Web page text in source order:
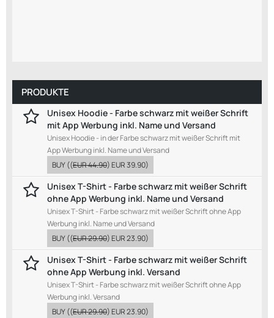
PRODUKTE
Unisex Hoodie - Farbe schwarz mit weißer Schrift
mit App Werbung inkl. Name und Versand
Unisex Hoodie - in der Farbe schwarz mit weißer Schrift mit
App Werbung inkl. Name und Versand
BUY((EUR 44.90)EUR 39.90)
Unisex T-Shirt - Farbe schwarz mit weißer Schrift
ohne App Werbung inkl. Name und Versand
Unisex T-Shirt - Farbe schwarz mit weißer Schrift ohne App
Werbung inkl. Name und Versand
BUY((EUR 29.90)EUR 23.90)
Unisex T-Shirt - Farbe schwarz mit weißer Schrift
ohne App Werbung inkl. Versand
Unisex T-Shirt - Farbe schwarz mit weißer Schrift ohne App
Werbung inkl. Versand
BUY((EUR 29.90)EUR 23.90)